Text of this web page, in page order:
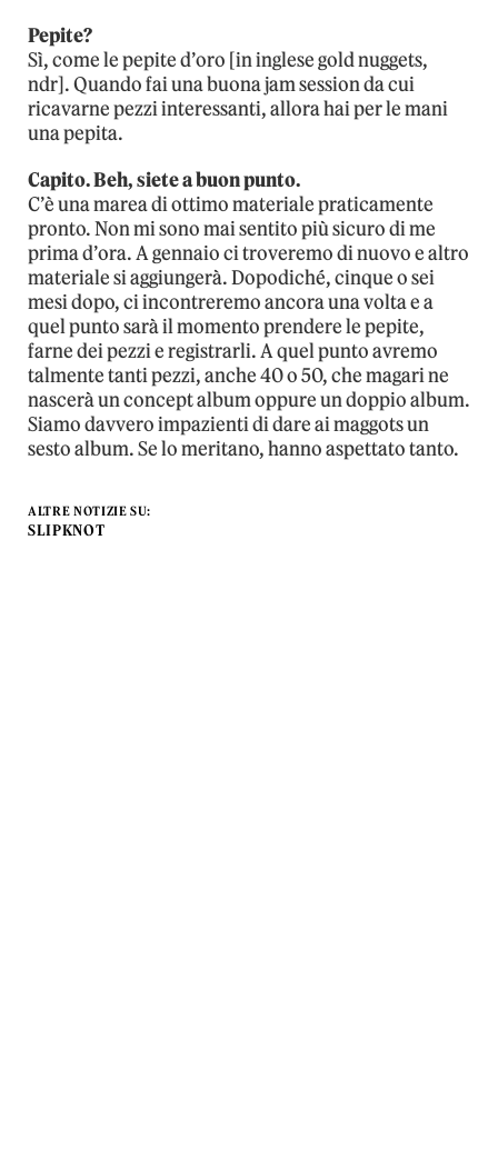
Pepite?
Sì, come le pepite d’oro [in inglese gold nuggets,
ndr]. Quando fai una buona jam session da cui
ricavarne pezzi interessanti, allora hai per le mani
una pepita.
Capito. Beh, siete a buon punto.
C’è una marea di ottimo materiale praticamente
pronto. Non mi sono mai sentito più sicuro di me
prima d’ora. A gennaio ci troveremo di nuovo e altro
materiale si aggiungerà. Dopodiché, cinque o sei
mesi dopo, ci incontreremo ancora una volta e a
quel punto sarà il momento prendere le pepite,
farne dei pezzi e registrarli. A quel punto avremo
talmente tanti pezzi, anche 40 o 50, che magari ne
nascerà un concept album oppure un doppio album.
Siamo davvero impazienti di dare ai maggots un
sesto album. Se lo meritano, hanno aspettato tanto.
ALTRE NOTIZIE SU:
SLIPKNOT